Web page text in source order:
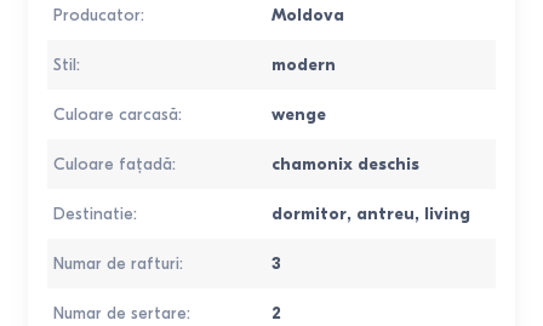
Producator: Moldova
Stil: modern
Culoare carcasă: wenge
Culoare faţadă: chamonix deschis
Destinatie: dormitor, antreu, living
Numar de rafturi: 3
Numar de sertare: 2